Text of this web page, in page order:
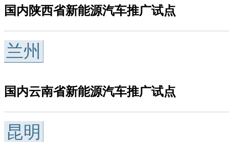
国内陕西省新能源汽车推广试点
兰州
国内云南省新能源汽车推广试点
昆明